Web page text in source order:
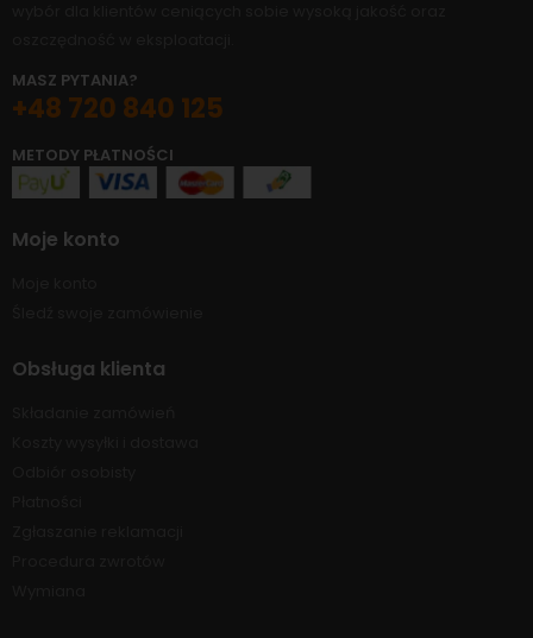
MASZ PYTANIA?
+48 720 840 125
METODY PŁATNOŚCI
Moje konto
Obsługa klienta